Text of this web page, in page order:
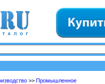
>> Промышленное